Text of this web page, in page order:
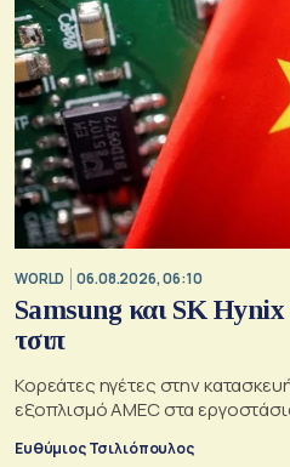
WORLD 06.08.2026, 06:10
Samsung και SK Hynix
τσιπ
Κορεάτες ηγέτες στην
εξοπλισμό AMEC στα
Ευθύμιος Τσιλιόπουλος